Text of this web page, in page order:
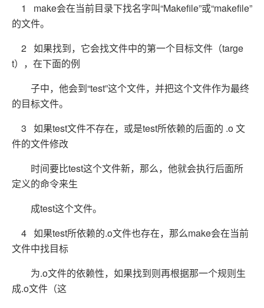
1 make会在当前目录下找名字叫“Makefile”或“makefile”
的文件。
2 如果找到，它会找文件中的第一个目标文件（targe
t），在下面的例
子中，他会到“test”这个文件，并把这个文件作为最终
的目标文件。
3 如果test文件不存在，或是test所依赖的后面的 .o 文
件的文件修改
时间要比test这个文件新，那么，他就会执行后面所
定义的命令来生
成test这个文件。
4 如果test所依赖的.o文件也存在，那么make会在当前
文件中找目标
为.o文件的依赖性，如果找到则再根据那一个规则生
成.o文件（这